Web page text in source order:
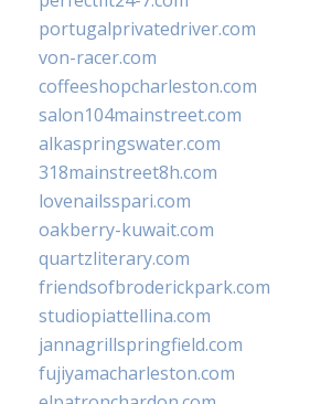
portugalprivatedriver.com
von-racer.com
coffeeshopcharleston.com
salon104mainstreet.com
alkaspringswater.com
318mainstreet8h.com
lovenailsspari.com
oakberry-kuwait.com
quartzliterary.com
friendsofbroderickpark.com
studiopiattellina.com
jannagrillspringfield.com
fujiyamacharleston.com